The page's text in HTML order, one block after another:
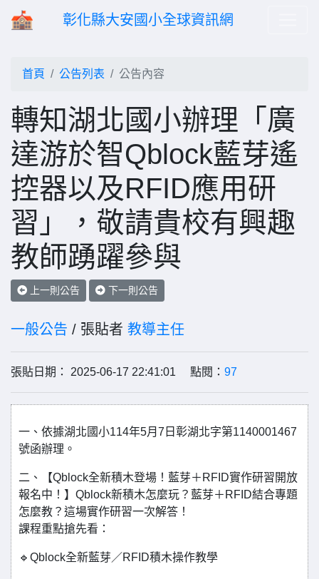
彰化縣大安國小全球資訊網
首頁 公告列表 公告內容
轉知湖北國小辦理「廣
達游於智Qblock藍芽遙
控器以及RFID應用研
習」，敬請貴校有興趣
教師踴躍參與
上一則公告 下一則公告
一般公告 / 張貼者 教導主任
張貼日期： 2025-06-17 22:41:01 點閱： 97
一、依據湖北國小114年5月7日彰湖北字第1140001467
號函辦理。
二、【Qblock全新積木登場！藍芽＋RFID實作研習開放
報名中！】Qblock新積木怎麼玩？藍芽＋RFID結合專題
怎麼教？這場實作研習一次解答！
課程重點搶先看：
🔹Qblock全新藍芽／RFID積木操作教學